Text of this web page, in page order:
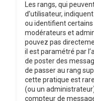
Les rangs, qui
d’utilisateur,
ou identifient
modérateurs et
pouvez pas
il est paramétré par
de poster des
de passer au rang
cette pratique est
(ou un
compteur de